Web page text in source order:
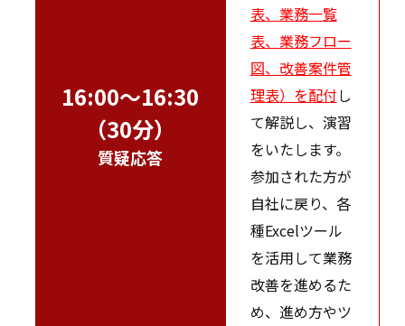
16:00～16:30
（30分）
質疑応答
表、業務一覧
表、業務フロー
図、改善案件管
理表）を配付し
て解説し、演習
をいたします。
参加された方が
自社に戻り、各
種Excelツール
を活用して業務
改善を進めるた
め、進め方やツ